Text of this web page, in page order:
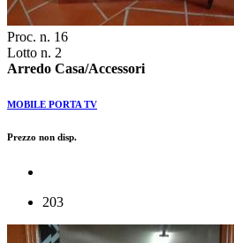
Proc. n. 16
Lotto n. 2
Arredo Casa/Accessori
MOBILE PORTA TV
Prezzo non disp.
203